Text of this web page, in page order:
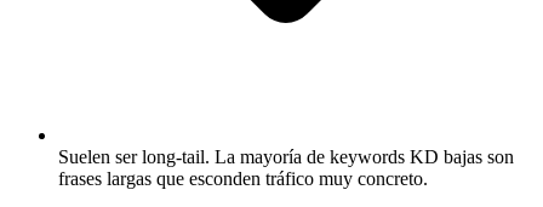
Suelen ser long-tail. La mayoría de keywords KD bajas son
frases largas que esconden tráfico muy concreto.